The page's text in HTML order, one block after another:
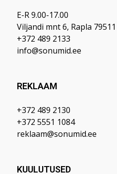
E-R 9.00-17.00
Viljandi mnt 6, Rapla 79511
+372 489 2133
info@sonumid.ee
REKLAAM
+372 489 2130
+372 5551 1084
reklaam@sonumid.ee
KUULUTUSED